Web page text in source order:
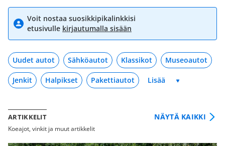
Voit nostaa suosikkipikalinkkisi
etusivulle kirjautumalla sisään
Uudet autot Sähköautot Klassikot Museoautot
Jenkit Halpikset Pakettiautot
ARTIKKELIT NÄYTÄ KAIKKI
Koeajot, vinkit ja muut artikkelit